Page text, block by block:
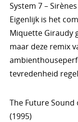
System 7 –
Eigenlijk is het
Miquette Giraudy
maar deze remix
tevredenheid
The Future Sound
(1995)